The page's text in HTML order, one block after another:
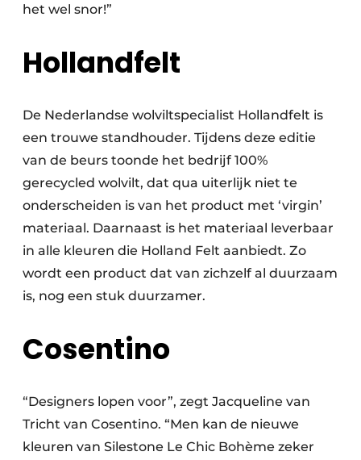
het wel snor!”
Hollandfelt
De Nederlandse wolviltspecialist Hollandfelt is
een trouwe standhouder. Tijdens deze editie
van de beurs toonde het bedrijf 100%
gerecycled wolvilt, dat qua uiterlijk niet te
onderscheiden is van het product met ‘virgin’
materiaal. Daarnaast is het materiaal leverbaar
in alle kleuren die Holland Felt aanbiedt. Zo
wordt een product dat van zichzelf al duurzaam
is, nog een stuk duurzamer.
Cosentino
“Designers lopen voor”, zegt Jacqueline van
Tricht van Cosentino. “Men kan de nieuwe
kleuren van Silestone Le Chic Bohème zeker